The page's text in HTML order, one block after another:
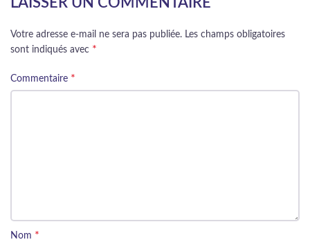
LAISSER UN COMMENTAIRE
Votre adresse e-mail ne sera pas publiée. Les champs obligatoires
sont indiqués avec *
Commentaire *
Nom *